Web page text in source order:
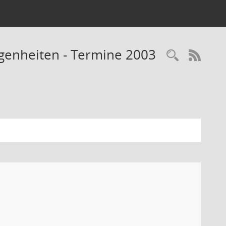
- Termine 2003